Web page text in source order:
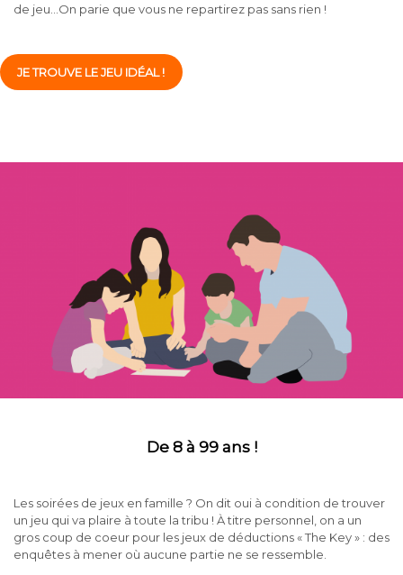
de jeu…On parie que vous ne repartirez pas sans rien !
JE TROUVE LE JEU IDÉAL !
De 8 à 99 ans !
Les soirées de jeux en famille ? On dit oui à condition de trouver
un jeu qui va plaire à toute la tribu ! À titre personnel, on a un
gros coup de coeur pour les jeux de déductions « The Key » : des
enquêtes à mener où aucune partie ne se ressemble.